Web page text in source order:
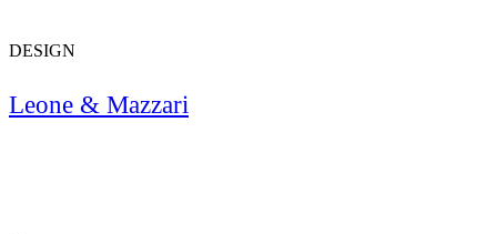
DESIGN
Leone & Mazzari